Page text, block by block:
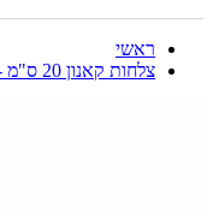
ראשי
צלחות קאנון 20 ס"מ - 5 יחידות